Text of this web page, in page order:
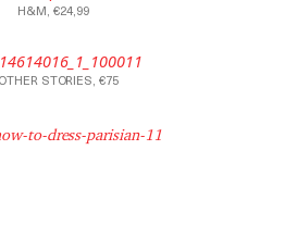
H&M, €24,99
STORIES, €75